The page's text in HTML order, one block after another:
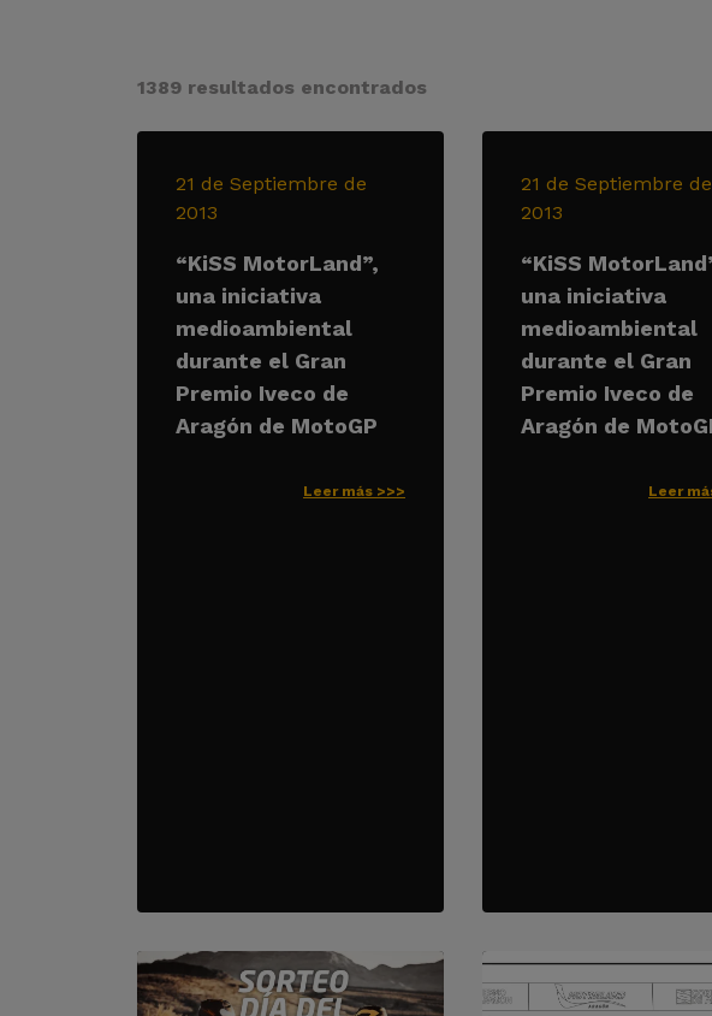
1389 resultados encontrados
21 de Septiembre de
2013
“KiSS MotorLand”,
una iniciativa
medioambiental
durante el Gran
Premio Iveco de
Aragón de MotoGP
Leer más >>>
21 de Septiembre de
2013
“KiSS
una iniciativa
medioambiental
durante el Gran
Premio Iveco de
Aragón de
Leer